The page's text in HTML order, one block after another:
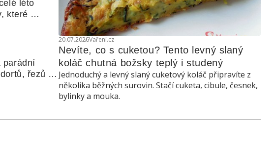
20.07.2026Vaření.cz
Nevíte, co s cuketou? Tento levný slaný
koláč chutná božsky teplý i studený
Jednoduchý a levný slaný cuketový koláč připravíte z
několika běžných surovin. Stačí cuketa, cibule, česnek,
bylinky a mouka.
léto
které
nebo
parádní
řezů a